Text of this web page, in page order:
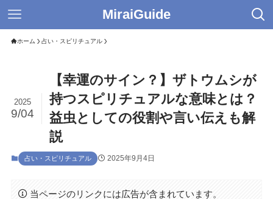
MiraiGuide
ホーム 占い・スピリチュアル
【幸運のサイン？】ザトウムシが
持つスピリチュアルな意味とは？
益虫としての役割や言い伝えも解
説
2025
9/04
占い・スピリチュアル 2025年9月4日
当ページのリンクには広告が含まれています。